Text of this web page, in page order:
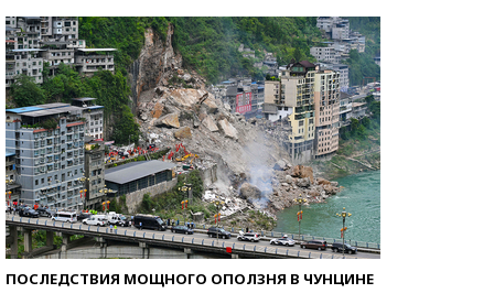
ПОСЛЕДСТВИЯ МОЩНОГО ОПОЛЗНЯ В ЧУНЦИНЕ